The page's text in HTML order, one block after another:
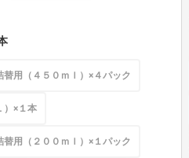
替用（４５０ｍｌ）×４パック
）×１本
替用（２００ｍｌ）×１パック